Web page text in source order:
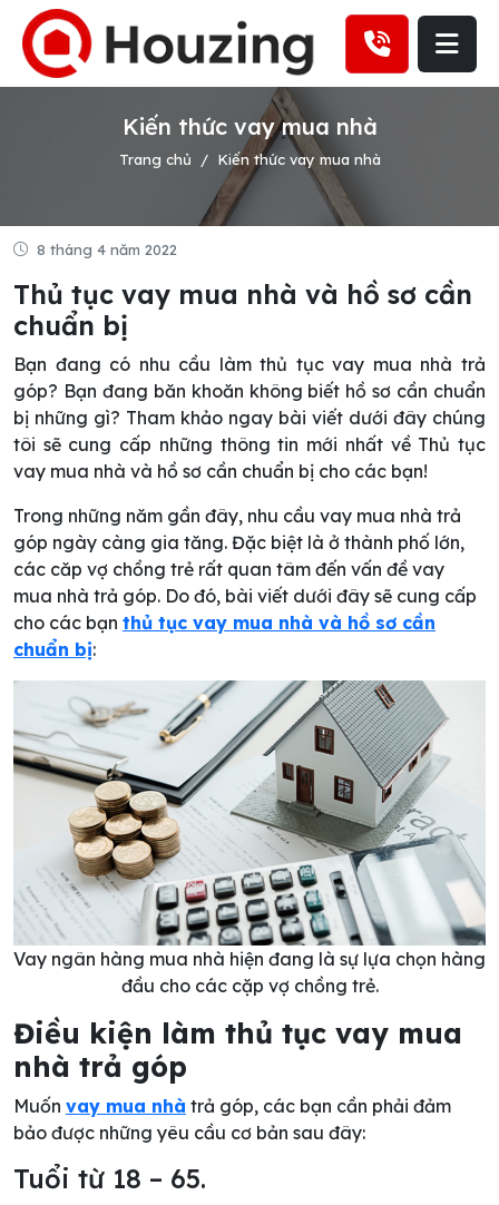
Kiến thức vay mua nhà
Trang chủ Kiến thức vay mua nhà
8 tháng 4 năm 2022
Thủ tục vay mua nhà và hồ sơ cần
chuẩn bị
Bạn đang có nhu cầu làm thủ tục vay mua nhà trả
góp? Bạn đang băn khoăn không biết hồ sơ cần chuẩn
bị những gì? Tham khảo ngay bài viết dưới đây chúng
tôi sẽ cung cấp những thông tin mới nhất về Thủ tục
vay mua nhà và hồ sơ cần chuẩn bị cho các bạn!
Trong những năm gần đây, nhu cầu vay mua nhà trả
góp ngày càng gia tăng. Đặc biệt là ở thành phố lớn,
các căp vợ chồng trẻ rất quan tâm đến vấn đề vay
mua nhà trả góp. Do đó, bài viết dưới đây sẽ cung cấp
cho các bạn thủ tục vay mua nhà và hồ sơ cần
chuẩn bị:
Vay ngân hàng mua nhà hiện đang là sự lựa chọn hàng
đầu cho các cặp vợ chồng trẻ.
Điều kiện làm thủ tục vay mua
nhà trả góp
Muốn vay mua nhà trả góp, các bạn cần phải đảm
bảo được những yêu cầu cơ bản sau đây:
Tuổi từ 18 – 65.